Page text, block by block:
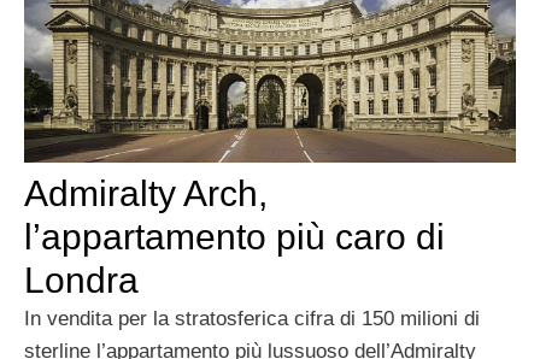
Admiralty Arch,
l’appartamento più caro di
Londra
In vendita per la stratosferica cifra di 150 milioni di
sterline l’appartamento più lussuoso dell’Admiralty